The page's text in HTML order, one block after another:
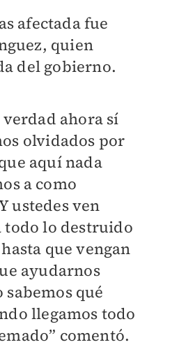
afectada fue
quien
del gobierno.
verdad ahora sí
olvidados por
aquí nada
a como
ustedes ven
todo lo destruido
que vengan
ayudarnos
sabemos qué
llegamos todo
comentó.